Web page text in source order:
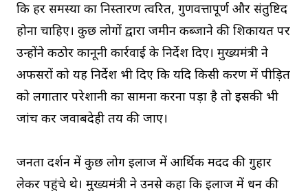
कि हर समस्या का निस्तारण त्वरित, गुणवत्तापूर्ण और संतुष्टिप्रद
होना चाहिए। कुछ लोगों द्वारा जमीन कब्जाने की शिकायत पर
उन्होंने कठोर कानूनी कार्रवाई के निर्देश दिए। मुख्यमंत्री ने
अफसरों को यह निर्देश भी दिए कि यदि किसी प्रकरण में पीड़ित
को लगातार परेशानी का सामना करना पड़ा है तो इसकी भी
जांच कर जवाबदेही तय की जाए।
जनता दर्शन में कुछ लोग इलाज में आर्थिक मदद की गुहार
लेकर पहुंचे थे। मुख्यमंत्री ने उनसे कहा कि इलाज में धन की